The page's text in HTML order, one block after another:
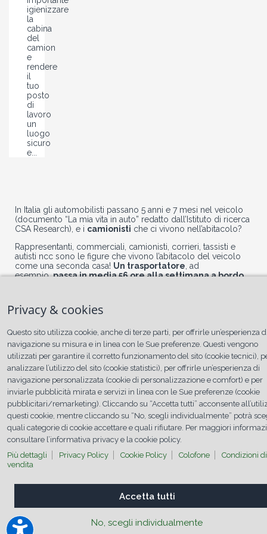
igienizzare
la
cabina
del
camion
e
rendere
il
tuo
posto
di
lavoro
un
luogo
sicuro
e...
In Italia gli automobilisti passano 5 anni e 7 mesi nel veicolo
(documento “La mia vita in auto” redatto dall’Istituto di ricerca
CSA Research), e i camionisti che ci vivono nell’abitacolo?
Rappresentanti, commerciali, camionisti, corrieri, tassisti e
autisti ncc sono le figure che vivono l’abitacolo del veicolo
come una seconda casa! Un trasportatore, ad
esempio,passa in media 56 ore alla settimana a bordo
Ecco che prendersi cura dell’ambiente in cui si vive, anche se
su quattro ruote, diventa fondamentale. Avere un abitacolo
salute. Pensiamo al climatizzatore:in soli 10 minuti
respiriamo 70 litri di aria che dall’esterno passano
nell’impianto ed entrano all’interno.
Aria condizionata nell'abitacolo di
camion e tir
Privacy & cookies
Questo sito utilizza cookie, anche di terze parti, per offrirle un’esperienza
navigazione su misura e in linea con le Sue preferenze. Questi vengono
utilizzati per garantire il corretto funzionamento del sito (cookie tecnici),
analizzare l’utilizzo del sito (cookie statistici), per offrirle un’esperienza di
navigazione personalizzata (cookie di personalizzazione e comfort) e per
inviarle pubblicità mirata e servizi in linea con le Sue preferenze (cookie
pubblicitari/remarketing). Cliccando su “Accetta tutti” acconsente
questi cookie, mentre cliccando su “No, scegli individualmente” potrà
quali categorie di cookie accettare e quali rifiutare. Per maggiori
consultare l’informativa privacy e la cookie policy.
Più dettagli
Privacy Policy Cookie Policy Colofone
Condizioni di
vendita
Accetta tutti
No, scegli individualmente